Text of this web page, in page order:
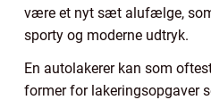
være et nyt sæt alufælge,
sporty og moderne udtryk.
En autolakerer kan som
former for lakeringsopgaver